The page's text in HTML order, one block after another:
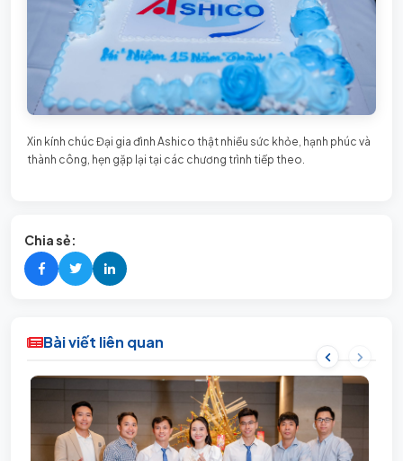
Xin kính chúc Đại gia đình Ashico thật nhiều sức khỏe, hạnh phúc và
thành công, hẹn gặp lại tại các chương trình tiếp theo.
Chia sẻ:
Bài viết liên quan